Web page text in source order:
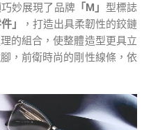
妙展現了品牌 「M」 型標誌
」
，打造出具柔韌性的鉸鏈
的組合，使整體造型更具立
，前衛時尚的剛性線條，依